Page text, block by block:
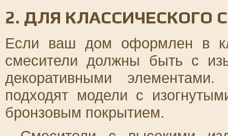
2. ДЛЯ КЛАССИЧЕСКОГО
Если ваш дом оформлен в
смесители должны быть с
декоративными
подходят модели с
бронзовым покрытием.